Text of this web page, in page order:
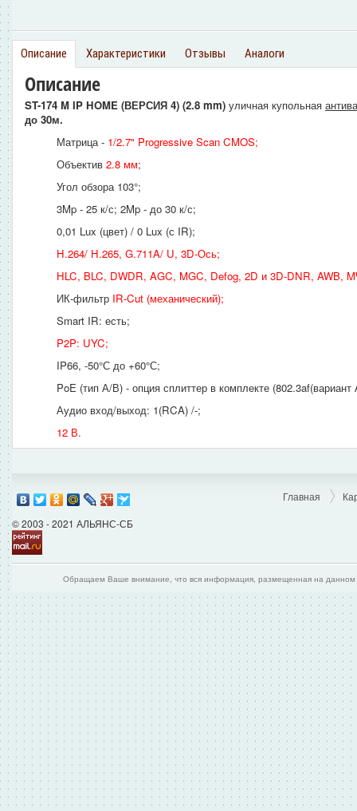
Описание Характеристики Отзывы Аналоги
Описание
ST-174 M IP HOME (ВЕРСИЯ 4) (2.8 mm) уличная купольная
до 30м.
Матрица - 1/2.7" Progressive Scan CMOS;
Объектив 2.8 мм;
Угол обзора 103°;
3Mp - 25 к/с; 2Mp - до 30 к/с;
0,01 Lux (цвет) / 0 Lux (с IR);
H.264/ H.265, G.711A/ U, 3D-Ось;
HLC, BLC, DWDR, AGC, MGC, Defog, 2D и 3D-DNR, AWB,
ИК-фильтр IR-Cut (механический);
Smart IR: есть;
P2P: UYC;
IP66, -50°С до +60°С;
PoE (тип А/В) - опция сплиттер в комплекте
Аудио вход/выход: 1(RCA) /-;
12 В.
© 2003 - 2021 АЛЬЯНС-СБ
Главная
Обращаем Ваше внимание, что вся информация, размещенная на данном